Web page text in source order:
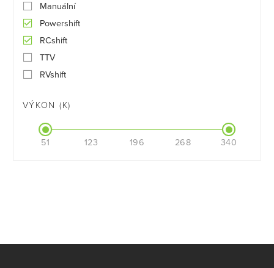
Manuální
Powershift
RCshift
TTV
RVshift
VÝKON (K)
51 123 196 268 340